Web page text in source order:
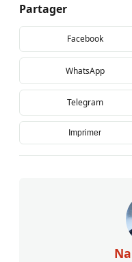
Partager
Facebook
WhatsApp
Telegram
Imprimer